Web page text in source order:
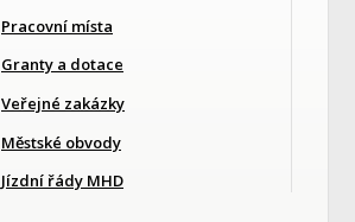
Pracovní místa
Granty a dotace
Veřejné zakázky
Městské obvody
Jízdní řády MHD